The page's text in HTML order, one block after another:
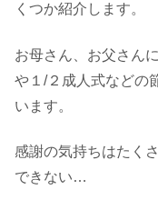
くつか紹介します。
お母さん、お父さん
や１/２成人式などの
います。
感謝の気持ちはたく
できない…